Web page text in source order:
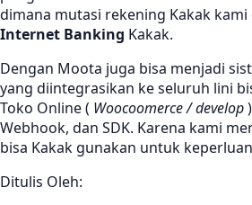
dimana mutasi rekening Kakak
Internet Banking Kakak.
Dengan Moota juga bisa menjadi
yang diintegrasikan ke seluruh lini
Toko Online ( Woocoomerce / develop
Webhook, dan SDK. Karena kami
bisa Kakak gunakan untuk
Ditulis Oleh: